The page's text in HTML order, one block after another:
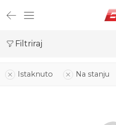
Filtriraj
Istaknuto Na stanju